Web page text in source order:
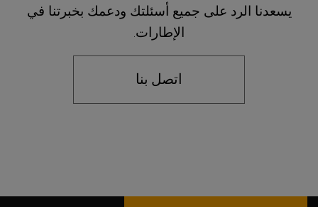
يسعدنا الرد على جميع أسئلتك ودعمك بخبرتنا في
الإطارات.
اتصل بنا